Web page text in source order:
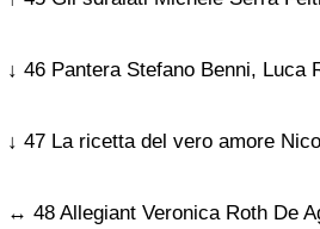
↓ 46 Pantera Stefano Benni, Luca
↓ 47 La ricetta del vero amore
↔ 48 Allegiant Veronica Roth De